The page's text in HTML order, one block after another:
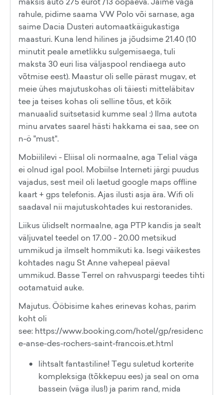
rahule, pidime saama VW Polo või sarnase, aga
saime Dacia Dusteri automaatkäigukastiga
maasturi. Kuna lend hilines ja jõudsime 21.40 (10
minutit peale ametlikku sulgemisaega, tuli
maksta 30 euri lisa väljaspool rendiaega auto
võtmise eest). Maastur oli selle pärast mugav, et
meie ühes majutuskohas oli täiesti mitteläbitav
tee ja teises kohas oli selline tõus, et kõik
manuaalid suitsetasid kumme seal :) Ilma autota
minu arvates saarel hästi hakkama ei saa, see on
n-ö "must".
Mobiililevi - Eliisal oli normaalne, aga Telial väga
ei olnud igal pool. Mobiilse Interneti järgi puudus
vajadus, sest meil oli laetud google maps offline
kaart + gps telefonis. Ajas ilusti asja ära. Wifi oli
saadaval nii majutuskohtades kui restoranides.
Liikus ülidselt normaalne, aga PTP kandis ja sealt
väljuvatel teedel on 17.00 - 20.00 metsikud
ummikud ja ilmselt hommikuti ka. Isegi väikestes
kohtades nagu St Anne vahepeal päeval
ummikud. Basse Terrel on rahvuspargi teedes tihti
ootamatuid auke.
Majutus. Ööbisime kahes erinevas kohas, parim
koht oli
see: https://www.booking.com/hotel/gp/residenc
e-anse-des-rochers-saint-francois.et.html
lihtsalt fantastiline! Tegu suletud korterite
kompleksiga (tõkkepuu ees) ja seal on oma
bassein (väga ilus!) ja parim rand, mida